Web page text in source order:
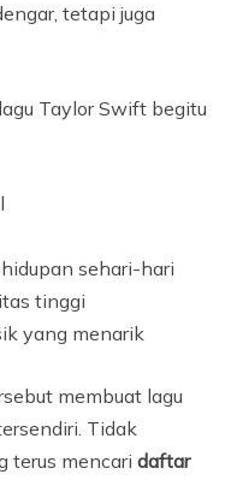
tetapi juga
Taylor Swift begitu
sehari-hari
tinggi
yang menarik
membuat lagu
Tidak
terus mencari daftar